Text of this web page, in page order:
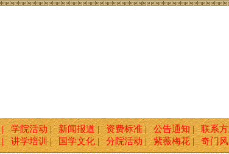
学院活动 | 新闻报道 | 资费标准 | 公告通知 | 联系
讲学培训 | 国学文化 | 分院活动 | 紫薇梅花 | 奇门